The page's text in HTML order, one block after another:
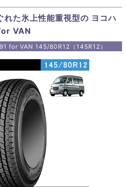
れた氷上性能重視型の ヨコハ
VAN
for VAN 145/80R12（145R12）